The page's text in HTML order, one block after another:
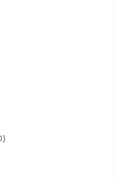
como metodo
lamentamos
duda
mas tarde.